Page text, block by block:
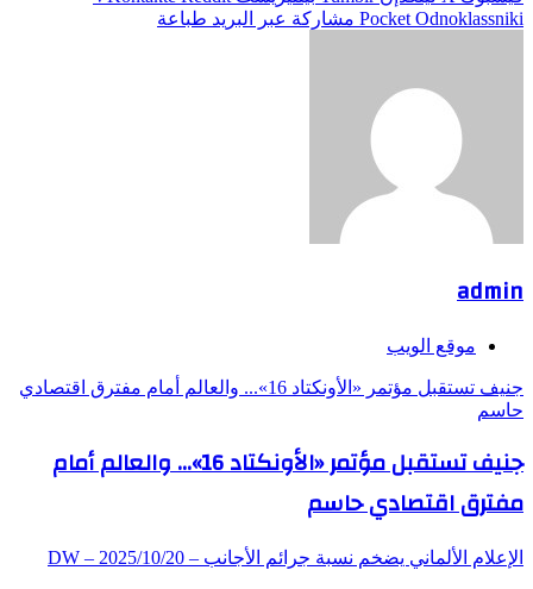
Odnoklassniki
‫Pocket مشاركة عبر البريد طباعة
admin
موقع الويب
جنيف تستقبل مؤتمر «الأونكتاد 16»... والعالم أمام مفترق اقتصادي
حاسم
جنيف تستقبل مؤتمر «الأونكتاد 16»... والعالم أمام
مفترق اقتصادي حاسم
الإعلام الألماني يضخم نسبة جرائم الأجانب – DW – 2025/10/20